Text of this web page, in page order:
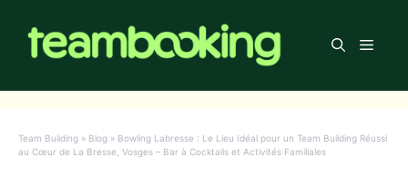
contenu
Menu
Team Building » Blog » Bowling Labresse : Le Lieu Idéal pour un Team Building Réussi
au Cœur de La Bresse, Vosges – Bar à Cocktails et Activités Familiales